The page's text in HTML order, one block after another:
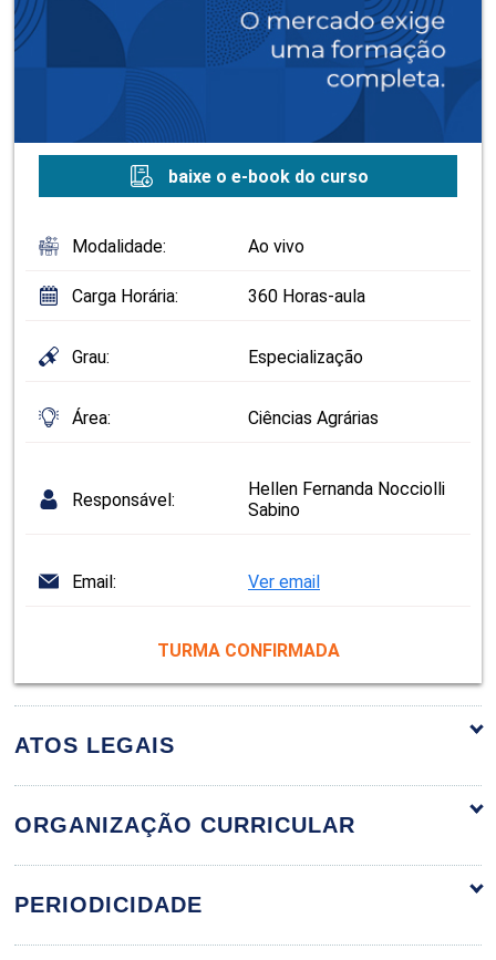
baixe o e-book do curso
Modalidade: Ao vivo
Carga Horária: 360 Horas-aula
Grau: Especialização
Área: Ciências Agrárias
Responsável:
Hellen Fernanda Nocciolli
Sabino
Email: Ver email
TURMA CONFIRMADA
ATOS LEGAIS
ORGANIZAÇÃO CURRICULAR
PERIODICIDADE